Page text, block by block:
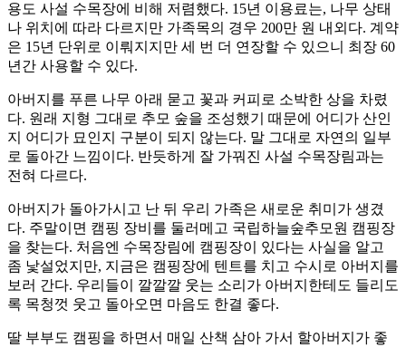
용도 사설 수목장에 비해 저렴했다. 15년 이용료는, 나무 상태
나 위치에 따라 다르지만 가족목의 경우 200만 원 내외다. 계약
은 15년 단위로 이뤄지지만 세 번 더 연장할 수 있으니 최장 60
년간 사용할 수 있다.
아버지를 푸른 나무 아래 묻고 꽃과 커피로 소박한 상을 차렸
다. 원래 지형 그대로 추모 숲을 조성했기 때문에 어디가 산인
지 어디가 묘인지 구분이 되지 않는다. 말 그대로 자연의 일부
로 돌아간 느낌이다. 반듯하게 잘 가꿔진 사설 수목장림과는
전혀 다르다.
아버지가 돌아가시고 난 뒤 우리 가족은 새로운 취미가 생겼
다. 주말이면 캠핑 장비를 둘러메고 국립하늘숲추모원 캠핑장
을 찾는다. 처음엔 수목장림에 캠핑장이 있다는 사실을 알고
좀 낯설었지만, 지금은 캠핑장에 텐트를 치고 수시로 아버지를
보러 간다. 우리들이 깔깔깔 웃는 소리가 아버지한테도 들리도
록 목청껏 웃고 돌아오면 마음도 한결 좋다.
딸 부부도 캠핑을 하면서 매일 산책 삼아 가서 할아버지가 좋